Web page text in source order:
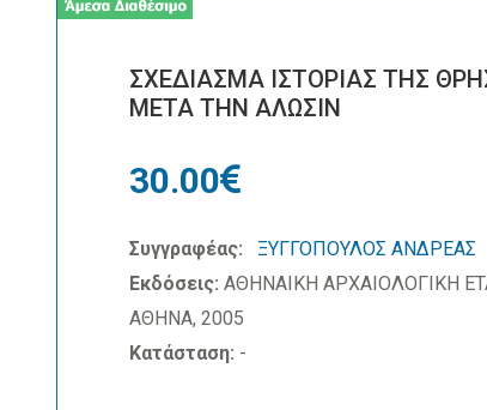
ΣΧΕΔΙΑΣΜΑ ΙΣΤΟΡΙΑΣ ΤΗΣ
ΜΕΤΑ ΤΗΝ ΑΛΩΣΙΝ
30.00
Συγγραφέας:
ΞΥΓΓΟΠΟΥΛΟΣ ΑΝΔΡΕΑΣ
Εκδόσεις: ΑΘΗΝΑΙΚΗ ΑΡΧΑΙΟΛΟΓΙΚΗ
ΑΘΗΝΑ, 2005
Κατάσταση: -